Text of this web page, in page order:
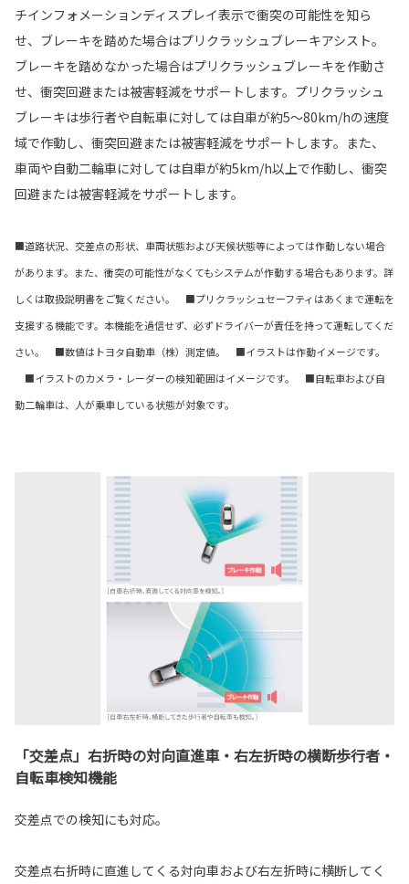
チインフォメーションディスプレイ表示で衝突の可能性を知ら
せ、ブレーキを踏めた場合はプリクラッシュブレーキアシスト。
ブレーキを踏めなかった場合はプリクラッシュブレーキを作動さ
せ、衝突回避または被害軽減をサポートします。プリクラッシュ
ブレーキは歩行者や自転車に対しては自車が約5〜80km/hの速度
域で作動し、衝突回避または被害軽減をサポートします。また、
車両や自動二輪車に対しては自車が約5km/h以上で作動し、衝突
回避または被害軽減をサポートします。
■道路状況、交差点の形状、車両状態および天候状態等によっては作動しない場合
があります。また、衝突の可能性がなくてもシステムが作動する場合もあります。詳
しくは取扱説明書をご覧ください。 ■プリクラッシュセーフティはあくまで運転を
支援する機能です。本機能を過信せず、必ずドライバーが責任を持って運転してくだ
さい。 ■数値はトヨタ自動車（株）測定値。 ■イラストは作動イメージです。
■イラストのカメラ・レーダーの検知範囲はイメージです。 ■自転車および自
動二輪車は、人が乗車している状態が対象です。
「交差点」右折時の対向直進車・右左折時の横断歩行者・
自転車検知機能
交差点での検知にも対応。
交差点右折時に直進してくる対向車および右左折時に横断してく